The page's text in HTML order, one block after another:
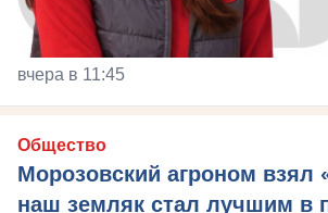
вчера в 11:45
Общество
Морозовский агроном взял
наш земляк стал лучшим в